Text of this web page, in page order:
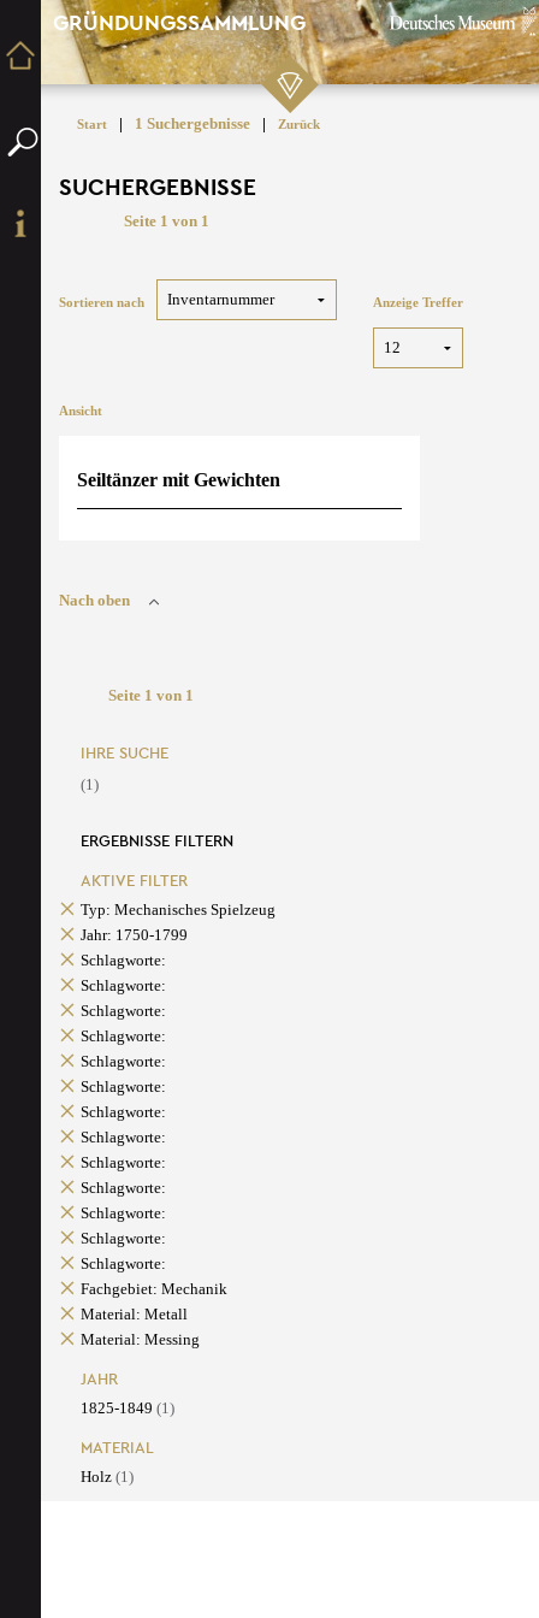
GRÜNDUNGSSAMMLUNG
Start | 1 Suchergebnisse | Zurück
SUCHERGEBNISSE
Seite 1 von 1
Sortieren nach Anzeige Treffer
Ansicht
Seiltänzer mit Gewichten
Nach oben
Seite 1 von 1
IHRE SUCHE
(1)
ERGEBNISSE FILTERN
AKTIVE FILTER
Typ: Mechanisches Spielzeug
Jahr: 1750-1799
Schlagworte:
Schlagworte:
Schlagworte:
Schlagworte:
Schlagworte:
Schlagworte:
Schlagworte:
Schlagworte:
Schlagworte:
Schlagworte:
Schlagworte:
Schlagworte:
Schlagworte:
Fachgebiet: Mechanik
Material: Metall
Material: Messing
JAHR
1825-1849 (1)
MATERIAL
Holz (1)